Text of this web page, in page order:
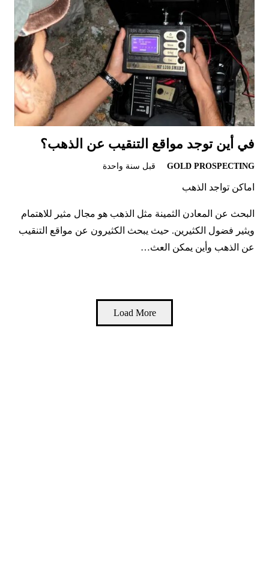
في أين توجد مواقع التنقيب عن الذهب؟
GOLD PROSPECTING قبل سنة واحدة
اماكن تواجد الذهب
البحث عن المعادن الثمينة مثل الذهب هو مجال مثير للاهتمام
ويثير فضول الكثيرين. حيث يبحث الكثيرون عن مواقع التنقيب
عن الذهب وأين يمكن العث…
Load More